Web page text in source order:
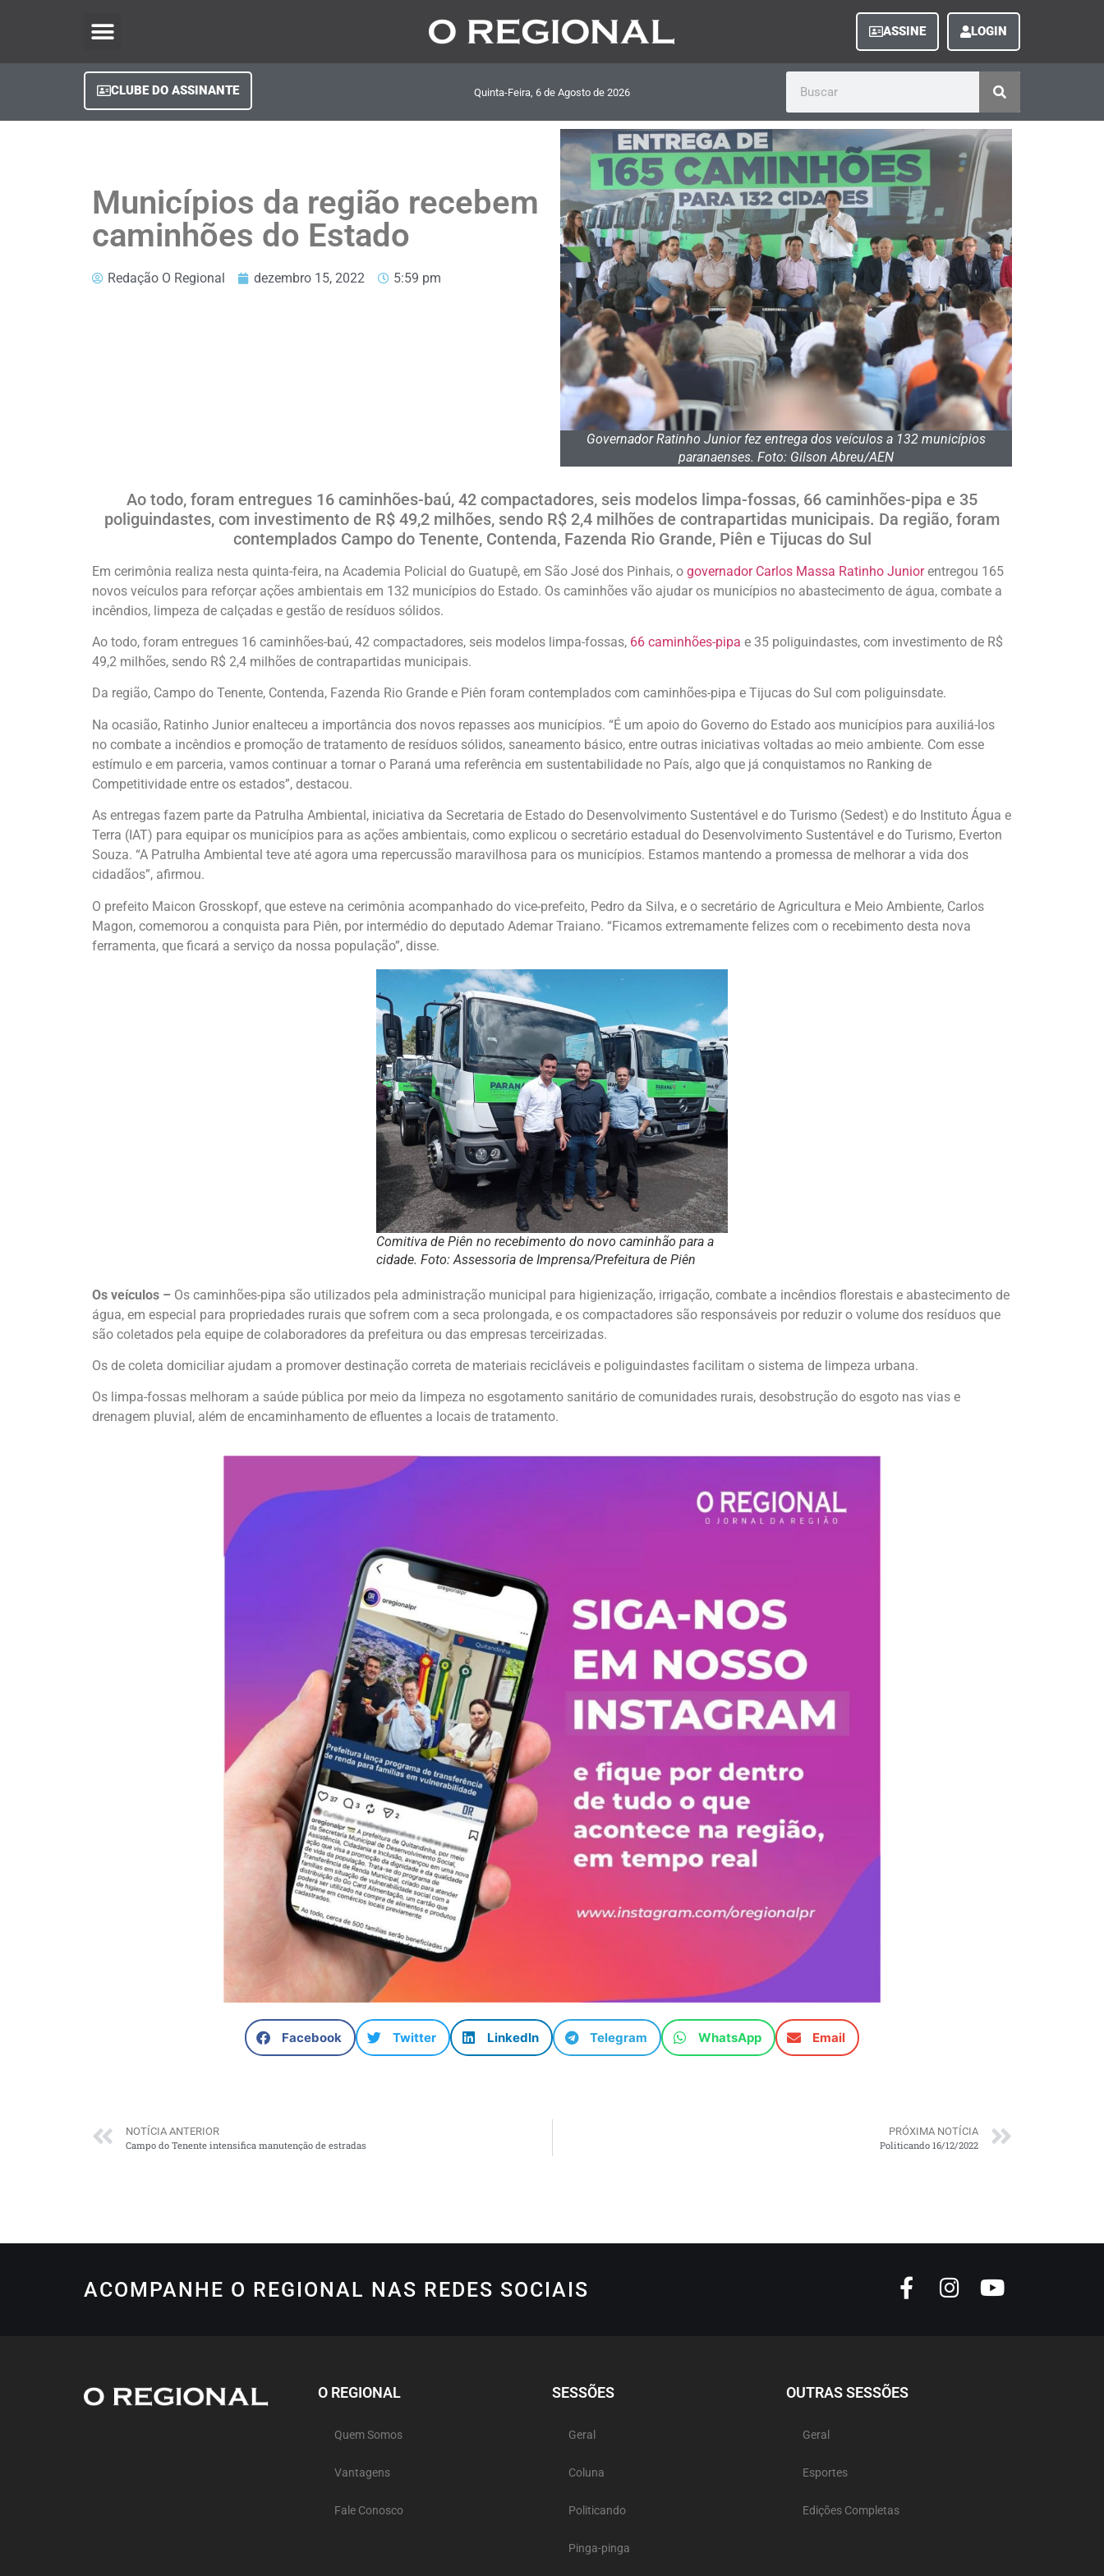
ASSINE LOGIN
CLUBE DO ASSINANTE Quinta-Feira, 6 de Agosto de 2026
Municípios da região recebem
caminhões do Estado
Redação O Regional dezembro 15, 2022 5:59 pm
Governador Ratinho Junior fez entrega dos veículos a 132 municípios
paranaenses. Foto: Gilson Abreu/AEN
Ao todo, foram entregues 16 caminhões-baú, 42 compactadores, seis modelos limpa-fossas, 66 caminhões-pipa e 35
poliguindastes, com investimento de R$ 49,2 milhões, sendo R$ 2,4 milhões de contrapartidas municipais. Da região, foram
contemplados Campo do Tenente, Contenda, Fazenda Rio Grande, Piên e Tijucas do Sul
Em cerimônia realiza nesta quinta-feira, na Academia Policial do Guatupê, em São José dos Pinhais, o governador Carlos Massa Ratinho Juniorentregou 165
novos veículos para reforçar ações ambientais em 132 municípios do Estado. Os caminhões vão ajudar os municípios no abastecimento de água, combate a
incêndios, limpeza de calçadas e gestão de resíduos sólidos.
Ao todo, foram entregues 16 caminhões-baú, 42 compactadores, seis modelos limpa-fossas, 66 caminhões-pipa e 35 poliguindastes, com investimento de R$
49,2 milhões, sendo R$ 2,4 milhões de contrapartidas municipais.
Da região, Campo do Tenente, Contenda, Fazenda Rio Grande e Piên foram contemplados com caminhões-pipa e Tijucas do Sul com poliguinsdate.
Na ocasião, Ratinho Junior enalteceu a importância dos novos repasses aos municípios. “É um apoio do Governo do Estado aos municípios para auxiliá-los
no combate a incêndios e promoção de tratamento de resíduos sólidos, saneamento básico, entre outras iniciativas voltadas ao meio ambiente. Com esse
estímulo e em parceria, vamos continuar a tornar o Paraná uma referência em sustentabilidade no País, algo que já conquistamos no Ranking de
Competitividade entre os estados”, destacou.
As entregas fazem parte da Patrulha Ambiental, iniciativa da Secretaria de Estado do Desenvolvimento Sustentável e do Turismo (Sedest) e do Instituto Água e
Terra (IAT) para equipar os municípios para as ações ambientais, como explicou o secretário estadual do Desenvolvimento Sustentável e do Turismo, Everton
Souza. “A Patrulha Ambiental teve até agora uma repercussão maravilhosa para os municípios. Estamos mantendo a promessa de melhorar a vida dos
cidadãos”, afirmou.
O prefeito Maicon Grosskopf, que esteve na cerimônia acompanhado do vice-prefeito, Pedro da Silva, e o secretário de Agricultura e Meio Ambiente, Carlos
Magon, comemorou a conquista para Piên, por intermédio do deputado Ademar Traiano. “Ficamos extremamente felizes com o recebimento desta nova
ferramenta, que ficará a serviço da nossa população”, disse.
Comitiva de Piên no recebimento do novo caminhão para a
cidade. Foto: Assessoria de Imprensa/Prefeitura de Piên
Os veículos – Os caminhões-pipa são utilizados pela administração municipal para higienização, irrigação, combate a incêndios florestais e abastecimento de
água, em especial para propriedades rurais que sofrem com a seca prolongada, e os compactadores são responsáveis por reduzir o volume dos resíduos que
são coletados pela equipe de colaboradores da prefeitura ou das empresas terceirizadas.
Os de coleta domiciliar ajudam a promover destinação correta de materiais recicláveis e poliguindastes facilitam o sistema de limpeza urbana.
Os limpa-fossas melhoram a saúde pública por meio da limpeza no esgotamento sanitário de comunidades rurais, desobstrução do esgoto nas vias e
drenagem pluvial, além de encaminhamento de efluentes a locais de tratamento.
Facebook Twitter LinkedIn Telegram WhatsApp Email
NOTÍCIA ANTERIOR
Campo do Tenente intensifica manutenção de estradas
PRÓXIMA NOTÍCIA
Politicando 16/12/2022
ACOMPANHE O REGIONAL NAS REDES SOCIAIS
O REGIONAL
Quem Somos
Vantagens
Fale Conosco
SESSÕES
Geral
Coluna
Politicando
Pinga-pinga
OUTRAS SESSÕES
Geral
Esportes
Edições Completas